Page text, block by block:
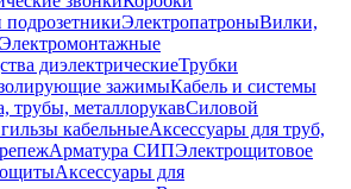
подрозетникиЭлектропатроныВилки,
Электромонтажные
диэлектрическиеТрубки
зажимыКабель и системы
трубы, металлорукавСиловой
кабельныеАксессуары для труб,
Арматура СИПЭлектрощитовое
Аксессуары для